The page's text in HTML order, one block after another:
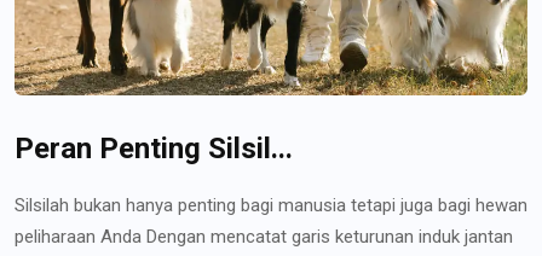
Peran Penting Silsil...
Silsilah bukan hanya penting bagi manusia tetapi juga bagi hewan
peliharaan Anda Dengan mencatat garis keturunan induk jantan